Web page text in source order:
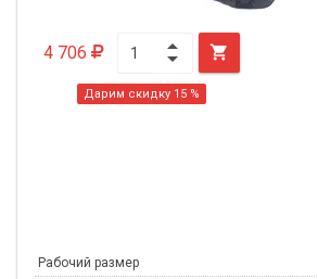
4 706 
Дарим скидку 15 %
Рабочий размер